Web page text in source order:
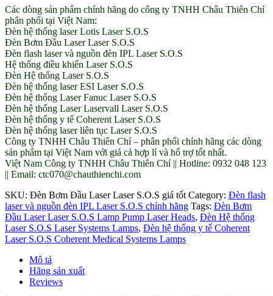
Các dòng sản phẩm chính hãng do công ty TNHH Châu Thiên Chí
phân phối tại Việt Nam:
Đèn hệ thống laser Lotis Laser S.O.S
Đèn Bơm Đầu Laser Laser S.O.S
Đèn flash laser và nguồn đèn IPL Laser S.O.S
Hệ thống điều khiển Laser S.O.S
Đèn Hệ thống Laser S.O.S
Đèn hệ thống laser ESI Laser S.O.S
Đèn hệ thống Laser Fanuc Laser S.O.S
Đèn hệ thống Laser Laservall Laser S.O.S
Đèn hệ thống y tế Coherent Laser S.O.S
Đèn hệ thống laser liên tục Laser S.O.S
Công ty TNHH Châu Thiên Chí – phân phối chính hãng các dòng
sản phẩm tại Việt Nam với giá cả hợp lí và hổ trợ tốt nhất.
Việt Nam Công ty TNHH Châu Thiên Chí || Hotline: 0932 048 123
|| Email: ctc070@chauthienchi.com
SKU: Đèn Bơm Đầu Laser Laser S.O.S giá tốt Category: Đèn flash
laser và nguồn đèn IPL Laser S.O.S chính hãng Tags: Đèn Bơm
Đầu Laser Laser S.O.S Lamp Pump Laser Heads, Đèn Hệ thống
Laser S.O.S Laser Systems Lamps, Đèn hệ thống y tế Coherent
Laser S.O.S Coherent Medical Systems Lamps
Mô tả
Hãng sản xuất
Reviews